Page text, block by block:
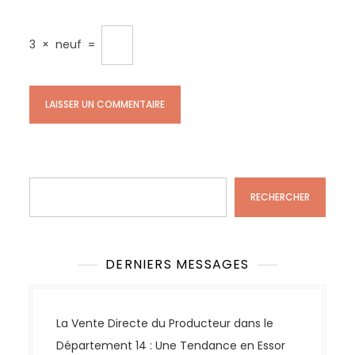
3 × neuf =
RECHERCHER
DERNIERS MESSAGES
La Vente Directe du Producteur dans le
Département 14 : Une Tendance en Essor